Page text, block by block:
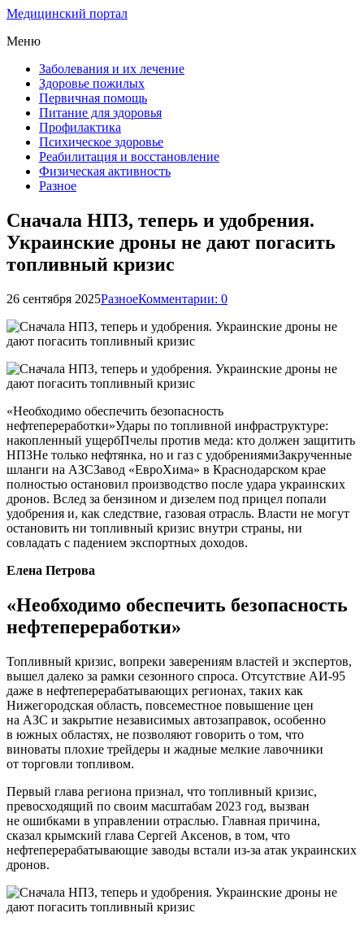
Медицинский портал
Меню
Заболевания и их лечение
Здоровье пожилых
Первичная помощь
Питание для здоровья
Профилактика
Психическое здоровье
Реабилитация и восстановление
Физическая активность
Разное
Сначала НПЗ, теперь и удобрения.
Украинские дроны не дают погасить
топливный кризис
26 сентября 2025РазноеКомментарии: 0
«Необходимо обеспечить безопасность
нефтепереработки»Удары по топливной инфраструктуре:
накопленный ущербПчелы против меда: кто должен защитить
НПЗНе только нефтянка, но и газ с удобрениямиЗакрученные
шланги на АЗСЗавод «ЕвроХима» в Краснодарском крае
полностью остановил производство после удара украинских
дронов. Вслед за бензином и дизелем под прицел попали
удобрения и, как следствие, газовая отрасль. Власти не могут
остановить ни топливный кризис внутри страны, ни
совладать с падением экспортных доходов.
Елена Петрова
«Необходимо обеспечить безопасность
нефтепереработки»
Топливный кризис, вопреки заверениям властей и экспертов,
вышел далеко за рамки сезонного спроса. Отсутствие АИ-95
даже в нефтеперерабатывающих регионах, таких как
Нижегородская область, повсеместное повышение цен
на АЗС и закрытие независимых автозаправок, особенно
в южных областях, не позволяют говорить о том, что
виноваты плохие трейдеры и жадные мелкие лавочники
от торговли топливом.
Первый глава региона признал, что топливный кризис,
превосходящий по своим масштабам 2023 год, вызван
не ошибками в управлении отраслью. Главная причина,
сказал крымский глава Сергей Аксенов, в том, что
нефтеперерабатывающие заводы встали из-за атак украинских
дронов.